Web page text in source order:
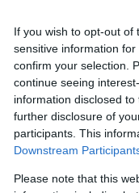
If you wish to opt-out of
sensitive information
confirm your selection.
continue seeing
information disclosed
further disclosure of
participants. This
Downstream
Please note that this
MINT
vér lefolyt már a
összejön, azon is
kinetikus-erotikus
Mint egy őszi levél, mit